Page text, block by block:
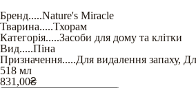
Бренд.....Nature's Miracle
Тварина.....Тхорам
Категорія.....Засоби для дому та клітки
Вид.....Піна
Призначення.....Для видалення запаху,
518 мл
831,00₴